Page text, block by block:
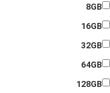
8GB
16GB
32GB
64GB
128GB